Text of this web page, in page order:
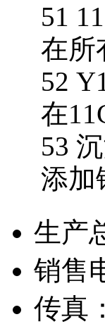
51
在所
52
在
53 沉
添加
生产
销售
传真